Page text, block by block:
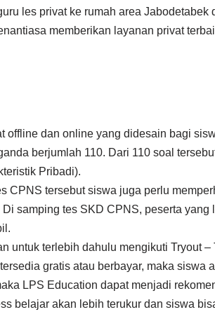
les privat ke rumah area
memberikan layanan privat
offline dan online yang didesain bagi
berjumlah 110. Dari 110 soal
Pribadi).
CPNS tersebut siswa juga perlu
samping tes SKD CPNS, peserta
untuk terlebih dahulu mengikuti
gratis atau berbayar, maka
LPS Education dapat menjadi
belajar akan lebih terukur dan siswa